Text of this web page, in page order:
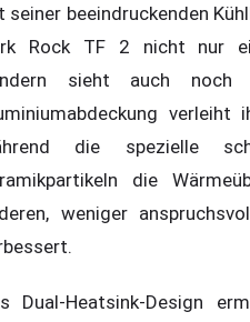
seiner beeindruckenden
Rock TF 2 nicht nur
sieht auch
verleiht
die spezielle
die
weniger
Dual-Heatsink-Design